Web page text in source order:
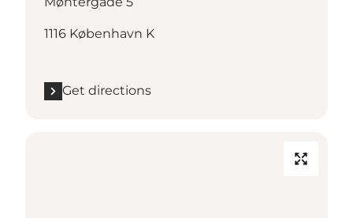
1116 København K
Get directions